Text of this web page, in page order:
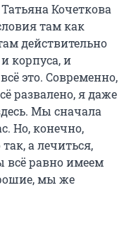
Кочеткова
там как
действительно
корпуса, и
это. Современно,
развалено, я даже
Мы сначала
Но, конечно,
а лечиться,
всё равно имеем
мы же